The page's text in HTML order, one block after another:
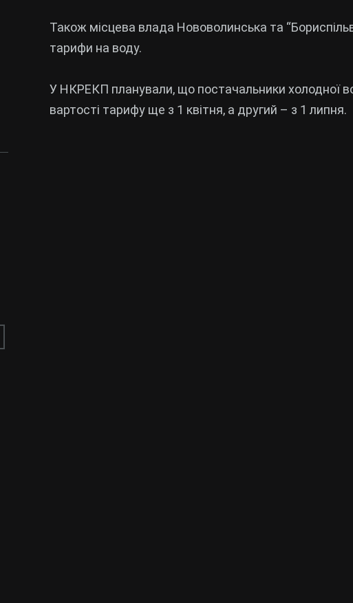
Також місцева влада Нововолинська та
тарифи на воду.
У НКРЕКП планували, що постачальники холодної
вартості тарифу ще з 1 квітня, а другий – з 1 липня.